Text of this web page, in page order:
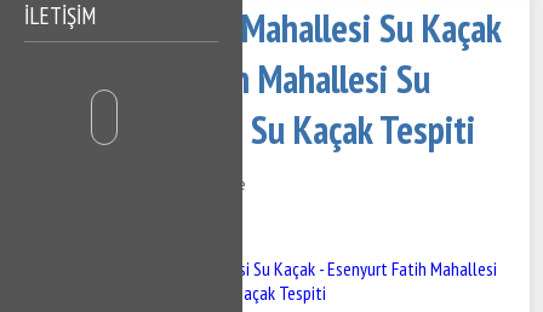
İLETİŞİM
Esenyurt Fatih Mahallesi Su Kaçak
- Esenyurt Fatih Mahallesi Su
Kaçak Bulma ve Su Kaçak Tespiti
546 Görüntüleme
Esenyurt Fatih Mahallesi Su Kaçak - Esenyurt Fatih Mahallesi
Su Kaçak Bulma ve Su Kaçak Tespiti